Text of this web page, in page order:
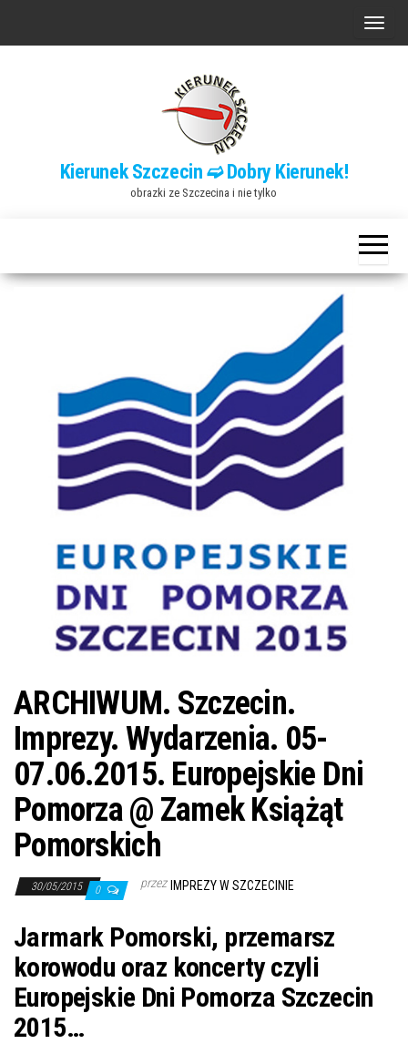
P
n
a
w
Kierunek Szczecin ➫ Dobry Kierunek!
obrazki ze Szczecina i nie tylko
ARCHIWUM. Szczecin.
Imprezy. Wydarzenia. 05-
07.06.2015. Europejskie Dni
Pomorza @ Zamek Książąt
Pomorskich
30/05/2015 0 przez IMPREZY W SZCZECINIE
Jarmark Pomorski, przemarsz
korowodu oraz koncerty czyli
Europejskie Dni Pomorza Szczecin
2015…